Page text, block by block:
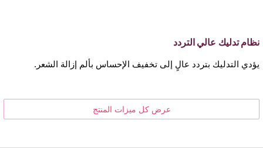
نظام تدليك عالي التردد
يؤدي التدليك بتردد عالٍ إلى تخفيف الإحساس بألم إزالة الشعر.
عرض كل ميزات المنتج